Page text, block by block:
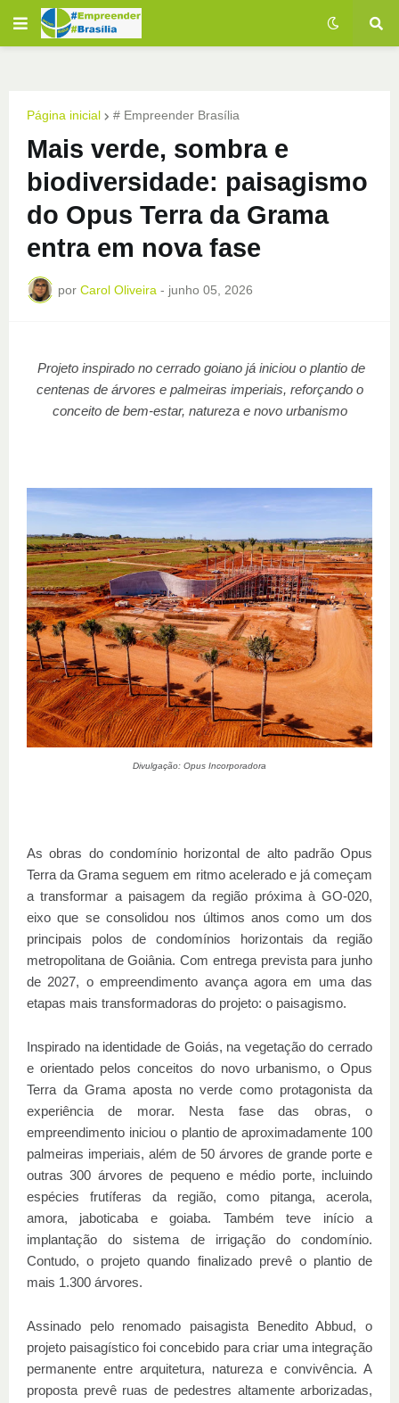
Página inicial # Empreender Brasília
Mais verde, sombra e
biodiversidade: paisagismo
do Opus Terra da Grama
entra em nova fase
por Carol Oliveira - junho 05, 2026
Projeto inspirado no cerrado goiano já iniciou o plantio de
centenas de árvores e palmeiras imperiais, reforçando o
conceito de bem-estar, natureza e novo urbanismo
Divulgação: Opus Incorporadora
As obras do condomínio horizontal de alto padrão Opus
Terra da Grama seguem em ritmo acelerado e já começam
a transformar a paisagem da região próxima à GO-020,
eixo que se consolidou nos últimos anos como um dos
principais polos de condomínios horizontais da região
metropolitana de Goiânia. Com entrega prevista para junho
de 2027, o empreendimento avança agora em uma das
etapas mais transformadoras do projeto: o paisagismo.
Inspirado na identidade de Goiás, na vegetação do cerrado
e orientado pelos conceitos do novo urbanismo, o Opus
Terra da Grama aposta no verde como protagonista da
experiência de morar. Nesta fase das obras, o
empreendimento iniciou o plantio de aproximadamente 100
palmeiras imperiais, além de 50 árvores de grande porte e
outras 300 árvores de pequeno e médio porte, incluindo
espécies frutíferas da região, como pitanga, acerola,
amora, jaboticaba e goiaba. Também teve início a
implantação do sistema de irrigação do condomínio.
Contudo, o projeto quando finalizado prevê o plantio de
mais 1.300 árvores.
Assinado pelo renomado paisagista Benedito Abbud, o
projeto paisagístico foi concebido para criar uma integração
permanente entre arquitetura, natureza e convivência. A
proposta prevê ruas de pedestres altamente arborizadas,